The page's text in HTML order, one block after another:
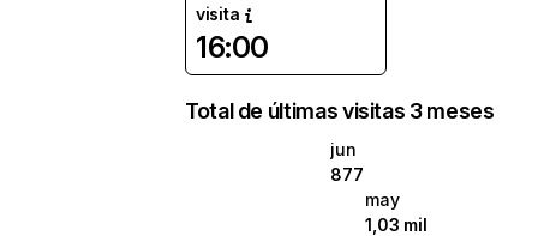
visita
16:00
Total de últimas visitas 3 meses
jun
877
may
1,03 mil